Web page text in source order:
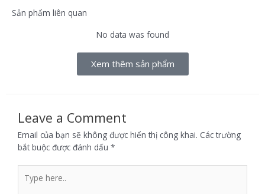
Sản phẩm liên quan
No data was found
Xem thêm sản phẩm
Leave a Comment
Email của bạn sẽ không được hiển thị công khai. Các trường
bắt buộc được đánh dấu *